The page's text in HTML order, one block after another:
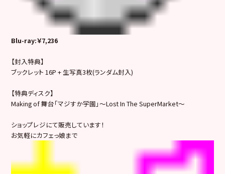
Blu-ray:￥7,236
【封入特典】
ブックレット 16P + 生写真3枚(ランダム封入)
【特典ディスク】
Making of 舞台「マジすか学園」～Lost In The SuperMarket～
ショップレジにて販売しています！
お気軽にカフェっ娘まで